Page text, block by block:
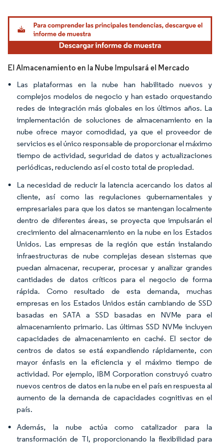
Imagen © Mordor Intelligence. El uso requiere atribución según CC BY 4.0.
El Almacenamiento en la Nube Impulsará el Mercado
Las plataformas en la nube han habilitado nuevos y
complejos modelos de negocio y han estado orquestando
redes de integración más globales en los últimos años. La
implementación de soluciones de almacenamiento en la
nube ofrece mayor comodidad, ya que el proveedor de
servicios es el único responsable de proporcionar el máximo
tiempo de actividad, seguridad de datos y actualizaciones
periódicas, reduciendo así el costo total de propiedad.
La necesidad de reducir la latencia acercando los datos al
cliente, así como las regulaciones gubernamentales y
empresariales para que los datos se mantengan localmente
dentro de diferentes áreas, se proyecta que impulsarán el
crecimiento del almacenamiento en la nube en los Estados
Unidos. Las empresas de la región que están instalando
infraestructuras de nube complejas desean sistemas que
puedan almacenar, recuperar, procesar y analizar grandes
cantidades de datos críticos para el negocio de forma
rápida. Como resultado de esta demanda, muchas
empresas en los Estados Unidos están cambiando de SSD
basadas en SATA a SSD basadas en NVMe para el
almacenamiento primario. Las últimas SSD NVMe incluyen
capacidades de almacenamiento en caché. El sector de
centros de datos se está expandiendo rápidamente, con
mayor énfasis en la eficiencia y el máximo tiempo de
actividad. Por ejemplo, IBM Corporation construyó cuatro
nuevos centros de datos en la nube en el país en respuesta al
aumento de la demanda de capacidades cognitivas en el
país.
Además, la nube actúa como catalizador para la
transformación de TI, proporcionando la flexibilidad para